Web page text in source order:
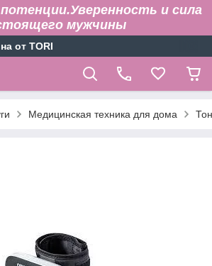
и сила
мужчины
от TORI
Медицинская техника для дома